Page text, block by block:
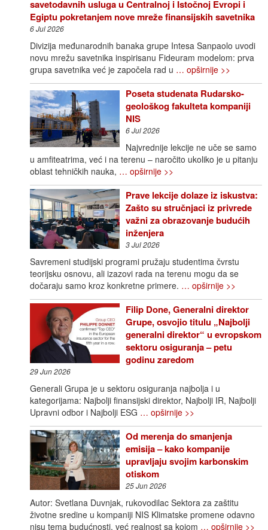
savetodavnih usluga u Centralnoj i Istočnoj Evropi i
Egiptu pokretanjem nove mreže finansijskih savetnika
6 Jul 2026
Divizija međunarodnih banaka grupe Intesa Sanpaolo uvodi
novu mrežu savetnika inspirisanu Fideuram modelom: prva
grupa savetnika već je započela rad u … opširnije >>
Poseta studenata Rudarsko-
geološkog fakulteta kompaniji
NIS
6 Jul 2026
Najvrednije lekcije ne uče se samo
u amfiteatrima, već i na terenu – naročito ukoliko je u pitanju
oblast tehničkih nauka, … opširnije >>
Prave lekcije dolaze iz iskustva:
Zašto su stručnjaci iz privrede
važni za obrazovanje budućih
inženjera
3 Jul 2026
Savremeni studijski programi pružaju studentima čvrstu
teorijsku osnovu, ali izazovi rada na terenu mogu da se
dočaraju samo kroz konkretne primere. … opširnije >>
Filip Done, Generalni direktor
Grupe, osvojio titulu „Najbolji
generalni direktor“ u evropskom
sektoru osiguranja – petu
godinu zaredom
29 Jun 2026
Generali Grupa je u sektoru osiguranja najbolja i u
kategorijama: Najbolji finansijski direktor, Najbolji IR, Najbolji
Upravni odbor i Najbolji ESG … opširnije >>
Od merenja do smanjenja
emisija – kako kompanije
upravljaju svojim karbonskim
otiskom
25 Jun 2026
Autor: Svetlana Duvnjak, rukovodilac Sektora za zaštitu
životne sredine u kompaniji NIS Klimatske promene odavno
nisu tema budućnosti, već realnost sa kojom … opširnije >>